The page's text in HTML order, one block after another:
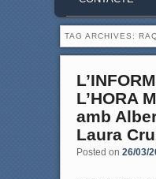
TAG ARCHIVES:
L’HORA
amb
Laura
Posted on 26/03/